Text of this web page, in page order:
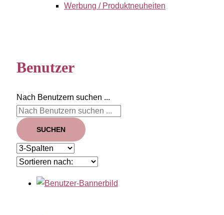
Werbung / Produktneuheiten
Benutzer
Nach Benutzern suchen ...
SUCHEN